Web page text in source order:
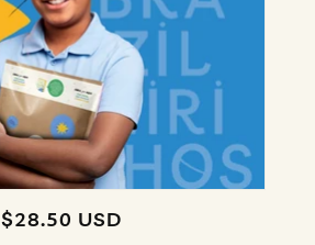
Regular
$28.50 USD